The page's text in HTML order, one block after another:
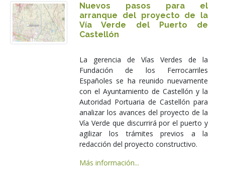
Nuevos pasos para el
arranque del proyecto de la
Vía Verde del Puerto de
Castellón
La gerencia de Vías Verdes de la
Fundación de los Ferrocarriles
Españoles se ha reunido nuevamente
con el Ayuntamiento de Castellón y la
Autoridad Portuaria de Castellón para
analizar los avances del proyecto de la
Vía Verde que discurrirá por el puerto y
agilizar los trámites previos a la
redacción del proyecto constructivo.
Más información...